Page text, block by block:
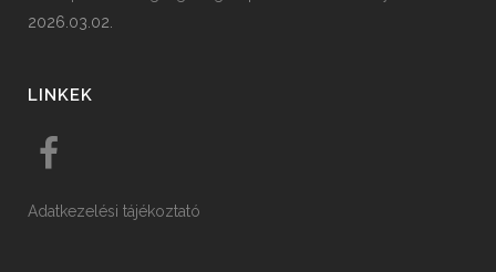
2026.03.02.
LINKEK
Adatkezelési tájékoztató